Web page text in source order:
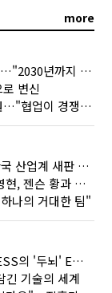
more
AI로 제조업 대전환 이끈다…"2030년까지 민관합동 20조 투자"
변신
AI 시대 인재론 꺼낸 최태원…"협업이 경쟁력"
총수들 줄세운 젠슨 황…한국 산업계 새판 짰다
"결과로 보여주겠다"…전영현, 젠슨 황과 HBM5 논의
나의 거대한 팀"
전기 창고도 돈을 번다?…ESS의 '두뇌' EMO가 뭐길래
긴 기술의 세계